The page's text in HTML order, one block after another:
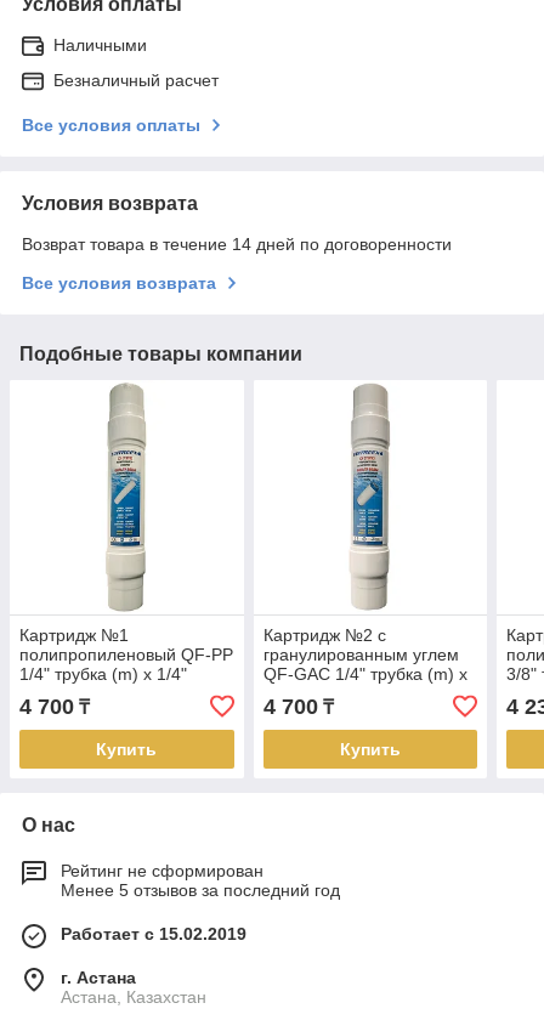
Условия оплаты
Наличными
Безналичный расчет
Все условия оплаты
Условия возврата
Возврат товара в течение 14 дней по договоренности
Все условия возврата
Подобные товары компании
Картридж №1
полипропиленовый QF-PP
1/4" трубка (m) х 1/4"
4 700 ₸
Купить
Картридж №2 с
гранулированным углем
QF-GAC 1/4" трубка (m) х
4 700₸
Купить
3/8"
4
О нас
Рейтинг не сформирован
Менее 5 отзывов за последний год
Работает с 15.02.2019
г. Астана
Астана, Казахстан